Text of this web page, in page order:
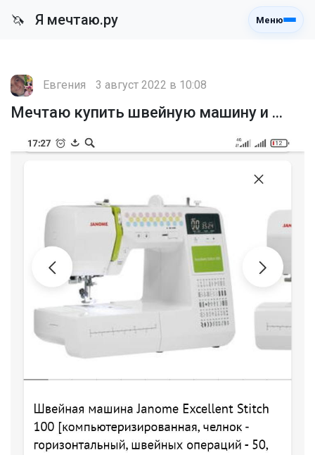
🦄 Я мечтаю.ру Меню
Евгения 3 август 2022 в 10:08
Мечтаю купить швейную машину и ...